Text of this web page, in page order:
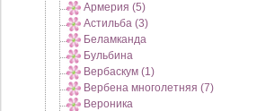
Армерия (5)
Астильба (3)
Беламканда
Бульбина
Вербаскум (1)
Вербена многолетняя (7)
Вероника